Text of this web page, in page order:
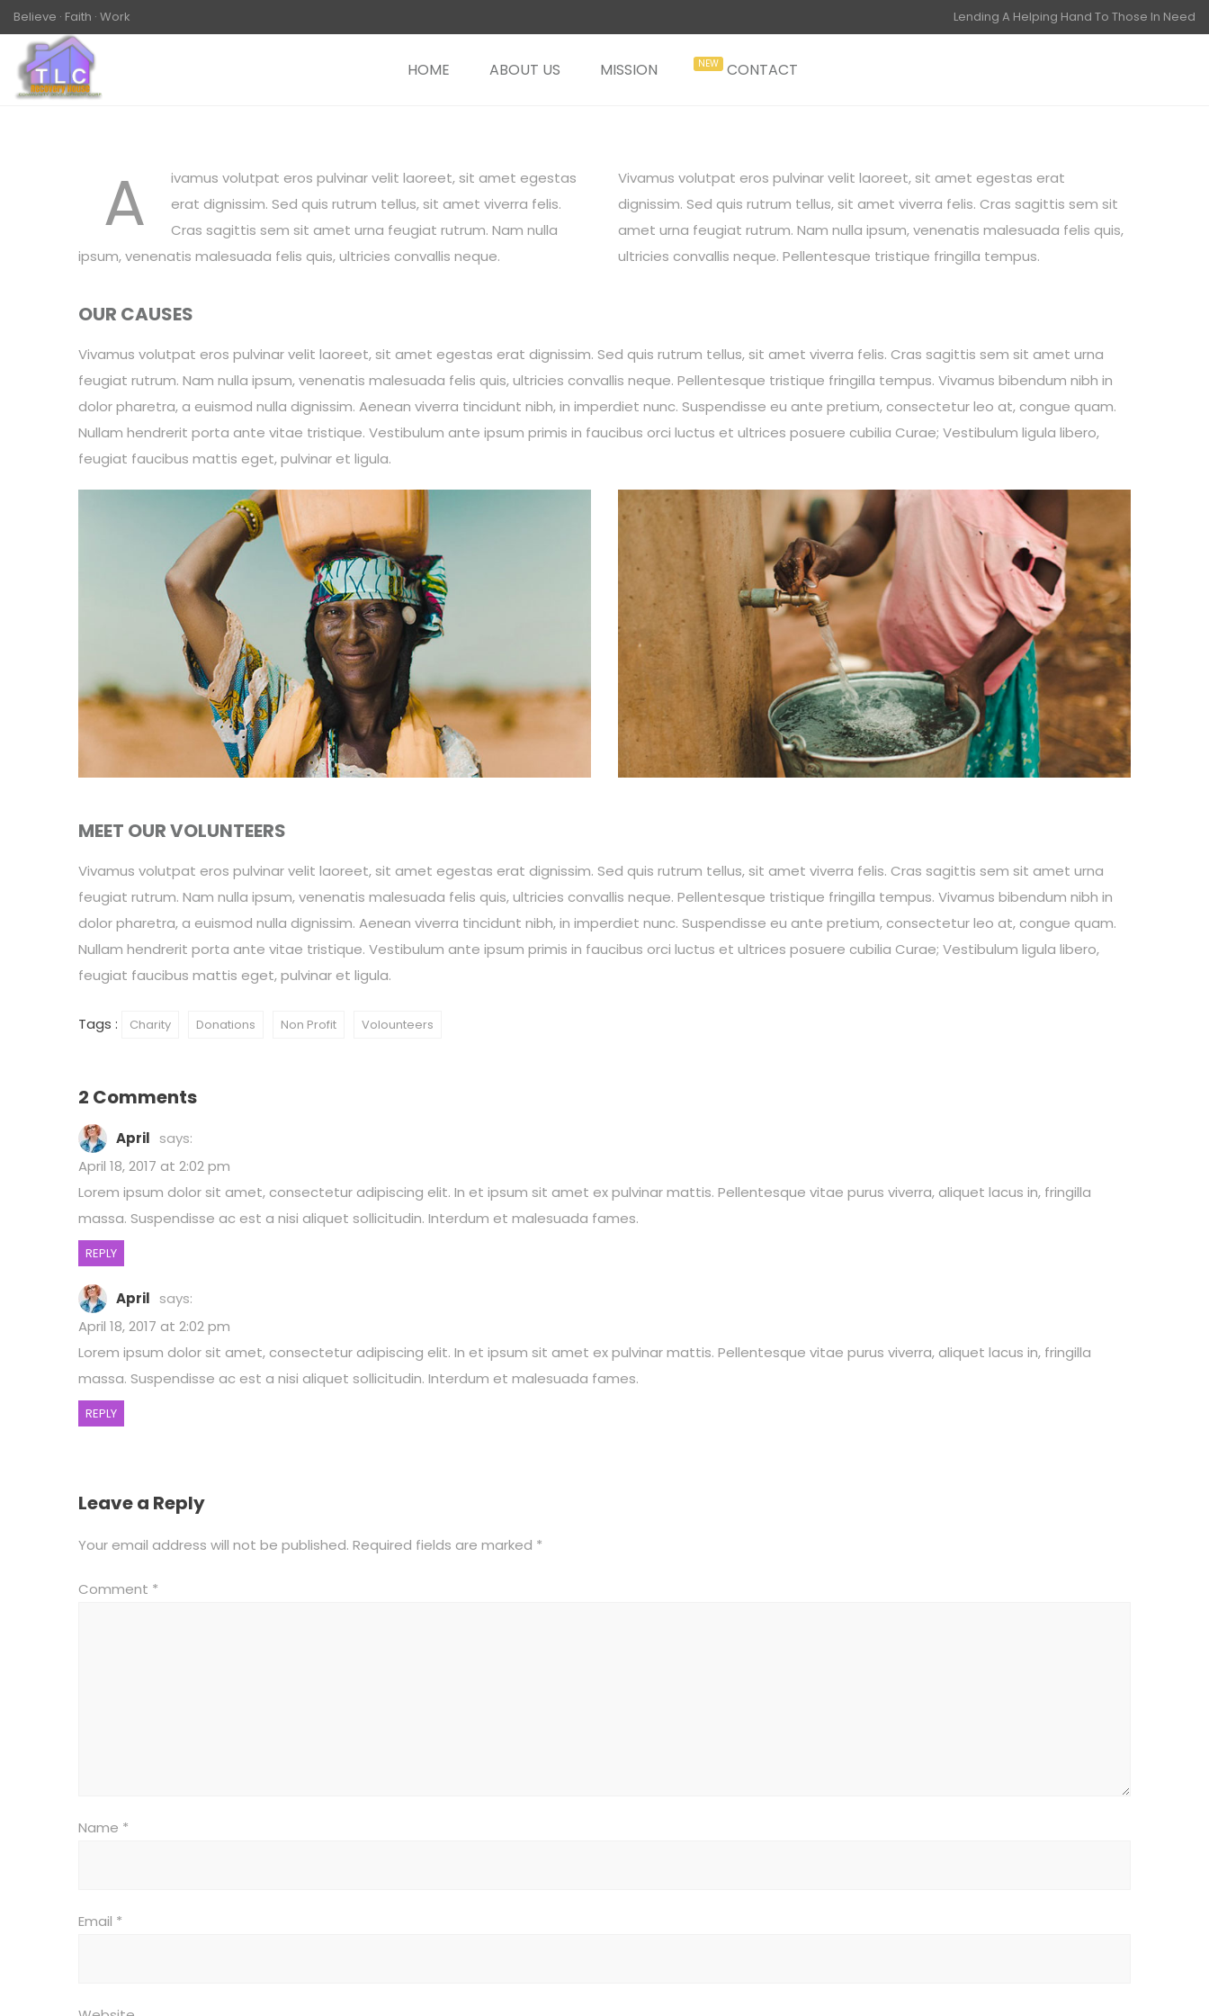
Believe · Faith · Work Lending A Helping Hand To Those In Need
HOME ABOUT US MISSION CONTACT
A
ivamus volutpat eros pulvinar velit laoreet, sit amet egestas
erat dignissim. Sed quis rutrum tellus, sit amet viverra felis.
Cras sagittis sem sit amet urna feugiat rutrum. Nam nulla
ipsum, venenatis malesuada felis quis, ultricies convallis neque.
Vivamus volutpat eros pulvinar velit laoreet, sit amet egestas erat
dignissim. Sed quis rutrum tellus, sit amet viverra felis. Cras sagittis sem sit
amet urna feugiat rutrum. Nam nulla ipsum, venenatis malesuada felis quis,
ultricies convallis neque. Pellentesque tristique fringilla tempus.
OUR CAUSES
Vivamus volutpat eros pulvinar velit laoreet, sit amet egestas erat dignissim. Sed quis rutrum tellus, sit amet viverra felis. Cras sagittis sem sit amet urna
feugiat rutrum. Nam nulla ipsum, venenatis malesuada felis quis, ultricies convallis neque. Pellentesque tristique fringilla tempus. Vivamus bibendum nibh in
dolor pharetra, a euismod nulla dignissim. Aenean viverra tincidunt nibh, in imperdiet nunc. Suspendisse eu ante pretium, consectetur leo at, congue quam.
Nullam hendrerit porta ante vitae tristique. Vestibulum ante ipsum primis in faucibus orci luctus et ultrices posuere cubilia Curae; Vestibulum ligula libero,
feugiat faucibus mattis eget, pulvinar et ligula.
MEET OUR VOLUNTEERS
Vivamus volutpat eros pulvinar velit laoreet, sit amet egestas erat dignissim. Sed quis rutrum tellus, sit amet viverra felis. Cras sagittis sem sit amet urna
feugiat rutrum. Nam nulla ipsum, venenatis malesuada felis quis, ultricies convallis neque. Pellentesque tristique fringilla tempus. Vivamus bibendum nibh in
dolor pharetra, a euismod nulla dignissim. Aenean viverra tincidunt nibh, in imperdiet nunc. Suspendisse eu ante pretium, consectetur leo at, congue quam.
Nullam hendrerit porta ante vitae tristique. Vestibulum ante ipsum primis in faucibus orci luctus et ultrices posuere cubilia Curae; Vestibulum ligula libero,
feugiat faucibus mattis eget, pulvinar et ligula.
Tags : Charity Donations Non Profit Volounteers
2 Comments
April says:
April 18, 2017 at 2:02 pm
Lorem ipsum dolor sit amet, consectetur adipiscing elit. In et ipsum sit amet ex pulvinar mattis. Pellentesque vitae purus viverra, aliquet lacus in, fringilla
massa. Suspendisse ac est a nisi aliquet sollicitudin. Interdum et malesuada fames.
REPLY
April says:
April 18, 2017 at 2:02 pm
Lorem ipsum dolor sit amet, consectetur adipiscing elit. In et ipsum sit amet ex pulvinar mattis. Pellentesque vitae purus viverra, aliquet lacus in, fringilla
massa. Suspendisse ac est a nisi aliquet sollicitudin. Interdum et malesuada fames.
REPLY
Leave a Reply
Your email address will not be published. Required fields are marked *
Comment *
Name *
Email *